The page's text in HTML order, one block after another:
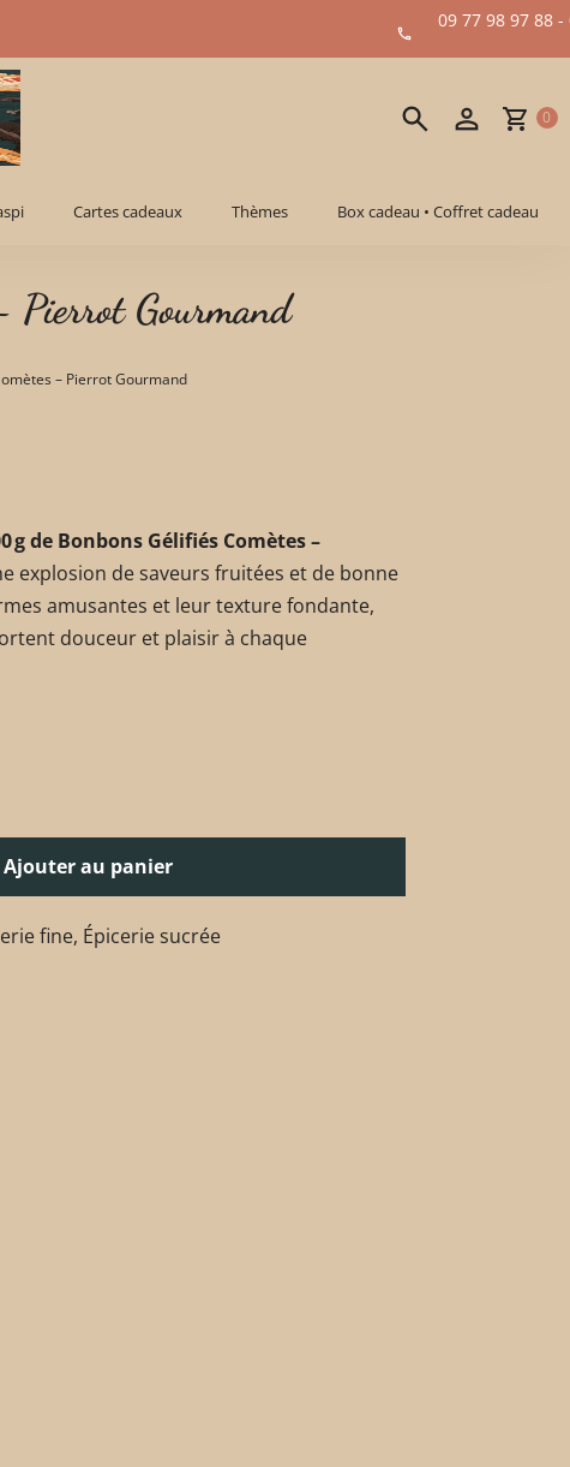
09 77 98 97 88 -
0
Cartes cadeaux Thèmes Box cadeau • Coffret cadeau
Pierrot Gourmand
– Pierrot Gourmand
g de Bonbons Gélifiés Comètes –
explosion de saveurs fruitées et de bonne
amusantes et leur texture fondante,
douceur et plaisir à chaque
Ajouter au panier
fine, Épicerie sucrée